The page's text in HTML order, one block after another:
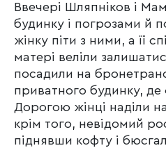
Ввечері Шляпніков і
будинку і погрозами й
жінку піти з ними, а її
матері веліли
посадили на
приватного будинку, де
Дорогою жінці наділи
крім того, невідомий
піднявши кофту і